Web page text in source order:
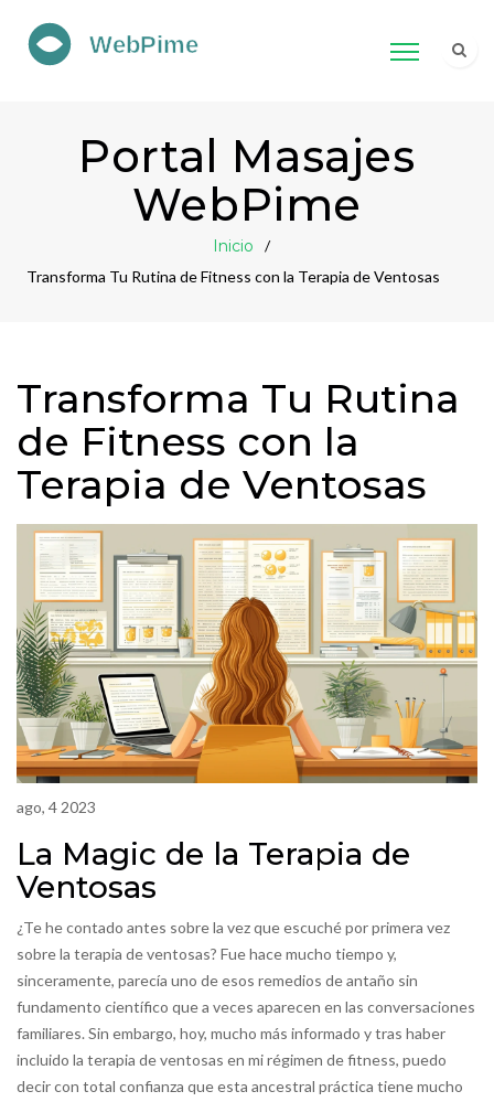
Portal Masajes
WebPime
Inicio
Transforma Tu Rutina de Fitness con la Terapia de Ventosas
Transforma Tu Rutina
de Fitness con la
Terapia de Ventosas
ago, 4 2023
La Magic de la Terapia de
Ventosas
¿Te he contado antes sobre la vez que escuché por primera vez
sobre la terapia de ventosas? Fue hace mucho tiempo y,
sinceramente, parecía uno de esos remedios de antaño sin
fundamento científico que a veces aparecen en las conversaciones
familiares. Sin embargo, hoy, mucho más informado y tras haber
incluido la terapia de ventosas en mi régimen de fitness, puedo
decir con total confianza que esta ancestral práctica tiene mucho